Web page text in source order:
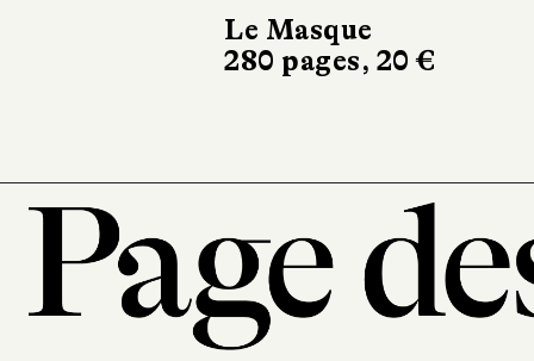
Albin Michel
336 pages, 21,90 €